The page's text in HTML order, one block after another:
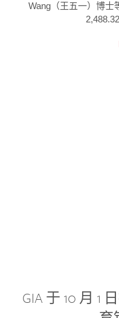
Wang（王五一）博士
GIA 于 10 月 1